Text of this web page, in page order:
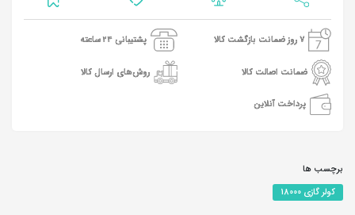
7 روز ضمانت بازگشت کالا پشتیبانی 24 ساعته
ضمانت اصالت کالا روش‌های ارسال کالا
پرداخت آنلاین
برچسب ها
کولر گازی 18000